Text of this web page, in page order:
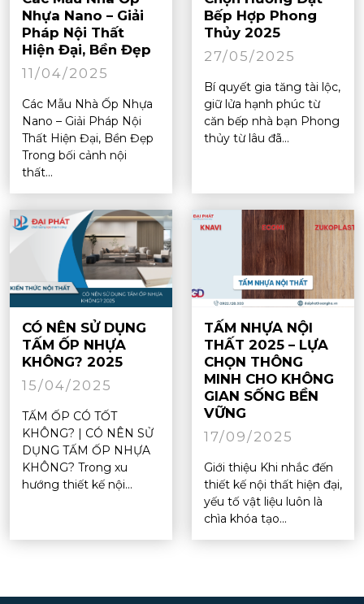
Nhựa Nano – Giải
Pháp Nội Thất
Hiện Đại, Bền Đẹp
11/04/2025
Các Mẫu Nhà Ốp Nhựa
Nano – Giải Pháp Nội
Thất Hiện Đại, Bền Đẹp
Trong bối cảnh nội
thất...
Bếp Hợp Phong
Thủy 2025
27/05/2025
Bí quyết gia tăng tài lộc,
giữ lửa hạnh phúc từ
căn bếp nhà bạn Phong
thủy từ lâu đã...
CÓ NÊN SỬ DỤNG
TẤM ỐP NHỰA
KHÔNG? 2025
15/04/2025
TẤM ỐP CÓ TỐT
KHÔNG? | CÓ NÊN SỬ
DỤNG TẤM ỐP NHỰA
KHÔNG? Trong xu
hướng thiết kế nội...
TẤM NHỰA NỘI
THẤT 2025 – LỰA
CHỌN THÔNG
MINH CHO KHÔNG
GIAN SỐNG BỀN
VỮNG
17/09/2025
Giới thiệu Khi nhắc đến
thiết kế nội thất hiện đại,
yếu tố vật liệu luôn là
chìa khóa tạo...